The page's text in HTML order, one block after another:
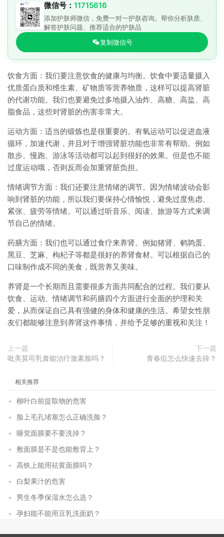
微信号： 11715616
添加护肤师微信，免费一对一护肤咨询。帮你分析肤质、
解答护肤问题、推荐适合的护肤品
复制微信号
饮食方面：我们要注意饮食的健康与均衡。饮食中要适量摄入
优质蛋白质和维生素、矿物质等营养物质，这样可以提高肾脏
的代谢功能。我们也要避免过多地摄入油炸、高糖、高盐、高
脂食品，这些对肾脏的伤害非常大。
运动方面：适当的锻炼也是很重要的。有氧运动可以促进血液
循环，加速代谢，并且对于增强肾脏功能也非常有帮助。例如
散步、慢跑、游泳等活动都可以起到很好的效果。但是也不能
过度运动哦，否则反而会加重肾脏负担。
情绪调节方面：我们还要注意情绪的调节。因为情绪波动会影
响到肾脏的功能，所以我们要保持心情愉悦，避免过度焦虑、
紧张、疲劳等情绪。可以通过听音乐、阅读、旅游等方式来调
节自己的情绪。
药膳方面：我们也可以通过食疗来养肾。例如猪肾、鹌鹑蛋、
黑豆、芝麻、枸杞子等都是很好的养肾食材。可以根据自己的
口味制作成不同的美食，既营养又美味。
养肾是一个长期而且需要很多方面共同配合的过程。我们要从
饮食、运动、情绪调节和药膳四个方面进行全面的护理和关
爱，从而保证自己具有强健的身体和健康的生活。希望女性朋
友们都能够注意到养肾这件事情，并给予足够的重视和关注！
上一篇
吡美莫司乳膏能治疗激素脸吗？
下一篇
青春痘怎么快速去掉？
相关推荐
柳叶白前提取物的危害
脸上毛孔堵塞怎么正确洗脸？
睡觉面膜要不要洗掉？
敷面膜是不是也能敷背上？
高铁上能用祛黄面膜吗？
白梨果汁的危害
男生冬季保湿水怎么选？
孕妇能不能用豆乳洗面奶？